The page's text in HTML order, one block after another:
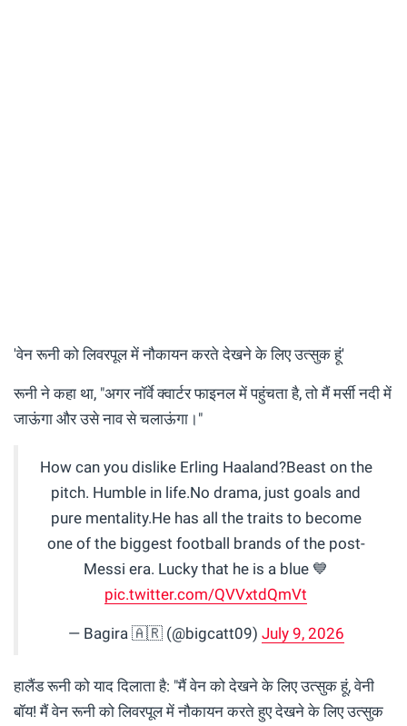
'वेन रूनी को लिवरपूल में नौकायन करते देखने के लिए उत्सुक हूं'
रूनी ने कहा था, "अगर नॉर्वे क्वार्टर फाइनल में पहुंचता है, तो मैं मर्सी नदी में
जाऊंगा और उसे नाव से चलाऊंगा।"
How can you dislike Erling Haaland?Beast on the
pitch. Humble in life.No drama, just goals and
pure mentality.He has all the traits to become
one of the biggest football brands of the post-
Messi era. Lucky that he is a blue 💙
pic.twitter.com/QVVxtdQmVt
— Bagira 🇦🇷 (@bigcatt09) July 9, 2026
हालैंड रूनी को याद दिलाता है: "मैं वेन को देखने के लिए उत्सुक हूं, वेनी
बॉय! मैं वेन रूनी को लिवरपूल में नौकायन करते हुए देखने के लिए उत्सुक